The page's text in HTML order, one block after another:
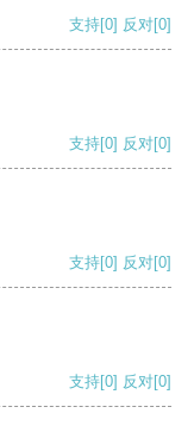
支持[0] 反对[0]
支持[0] 反对[0]
支持[0] 反对[0]
支持[0] 反对[0]